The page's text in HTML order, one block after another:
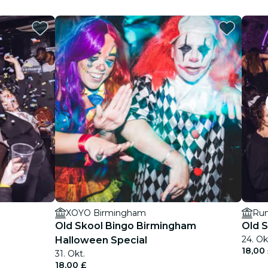
XOYO Birmingham
Old Skool Bingo Birmingham
Halloween Special
31. Okt.
18,00 £
Old
24.
18,00